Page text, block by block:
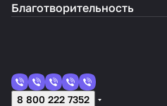
Благотворительность
8 800 222 7352